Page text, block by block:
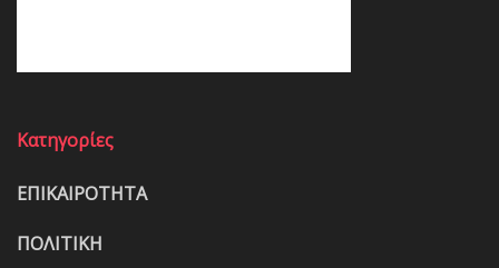
Κατηγορίες
ΕΠΙΚΑΙΡΟΤΗΤΑ
ΠΟΛΙΤΙΚΗ